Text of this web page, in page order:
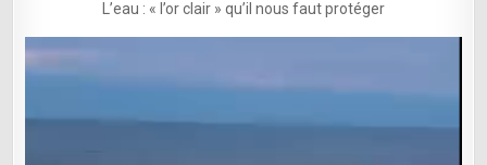
L’eau : « l’or clair » qu’il nous faut protéger